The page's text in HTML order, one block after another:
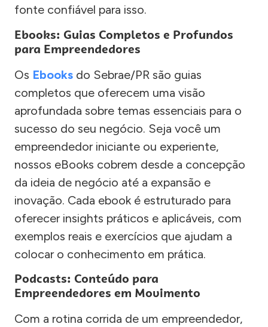
fonte confiável para isso.
Ebooks: Guias Completos e Profundos
para Empreendedores
Os Ebooks do Sebrae/PR são guias
completos que oferecem uma visão
aprofundada sobre temas essenciais para o
sucesso do seu negócio. Seja você um
empreendedor iniciante ou experiente,
nossos eBooks cobrem desde a concepção
da ideia de negócio até a expansão e
inovação. Cada ebook é estruturado para
oferecer insights práticos e aplicáveis, com
exemplos reais e exercícios que ajudam a
colocar o conhecimento em prática.
Podcasts: Conteúdo para
Empreendedores em Movimento
Com a rotina corrida de um empreendedor,